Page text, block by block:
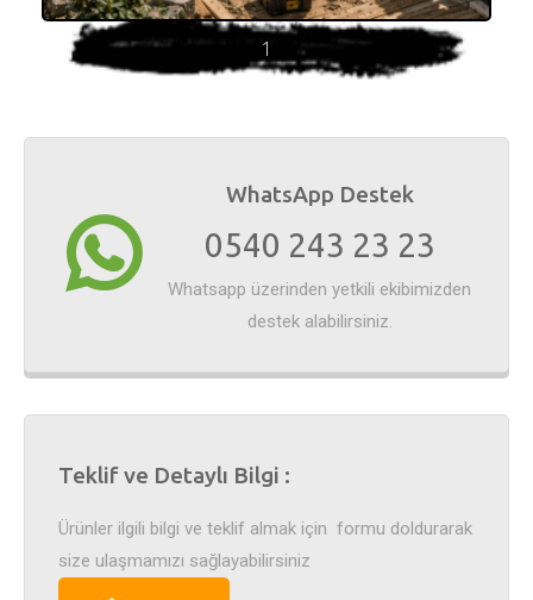
1
WhatsApp Destek
0540 243 23 23
Whatsapp üzerinden yetkili ekibimizden
destek alabilirsiniz.
Teklif ve Detaylı Bilgi :
Ürünler ilgili bilgi ve teklif almak için formu doldurarak
size ulaşmamızı sağlayabilirsiniz